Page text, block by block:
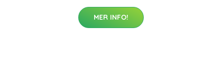
MER INFO!